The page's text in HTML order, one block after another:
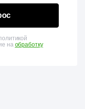
на обработку